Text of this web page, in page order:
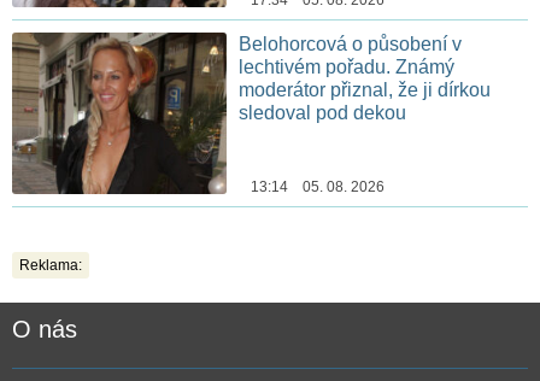
Belohorcová o působení v
lechtivém pořadu. Známý
moderátor přiznal, že ji dírkou
sledoval pod dekou
13:14 05. 08. 2026
Reklama:
O nás